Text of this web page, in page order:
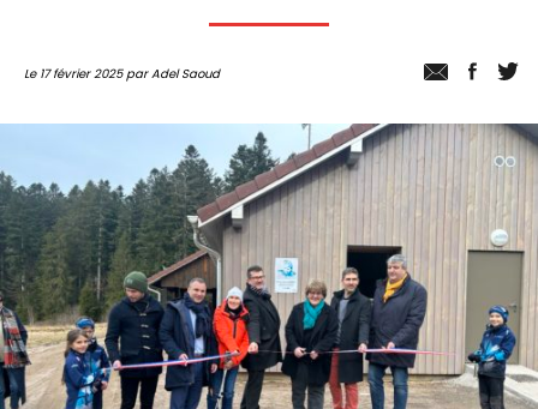
Le 17 février 2025 par Adel Saoud